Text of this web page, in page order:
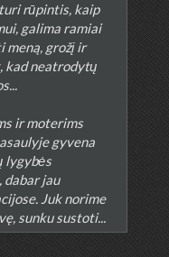
rūpintis, kaip
galima ramiai
grožį ir
kad neatrodytų
ir moterims
gyvena
lygybės
dabar jau
Juk norime
sunku sustoti...